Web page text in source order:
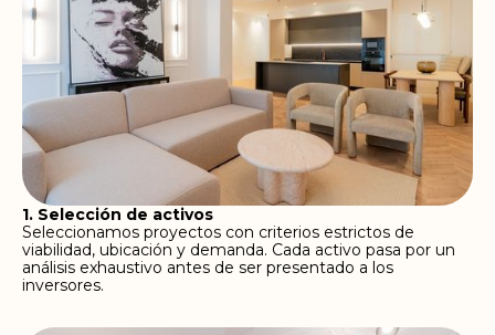
1. Selección de activos
Seleccionamos proyectos con criterios estrictos de
viabilidad, ubicación y demanda. Cada activo pasa por un
análisis exhaustivo antes de ser presentado a los
inversores.